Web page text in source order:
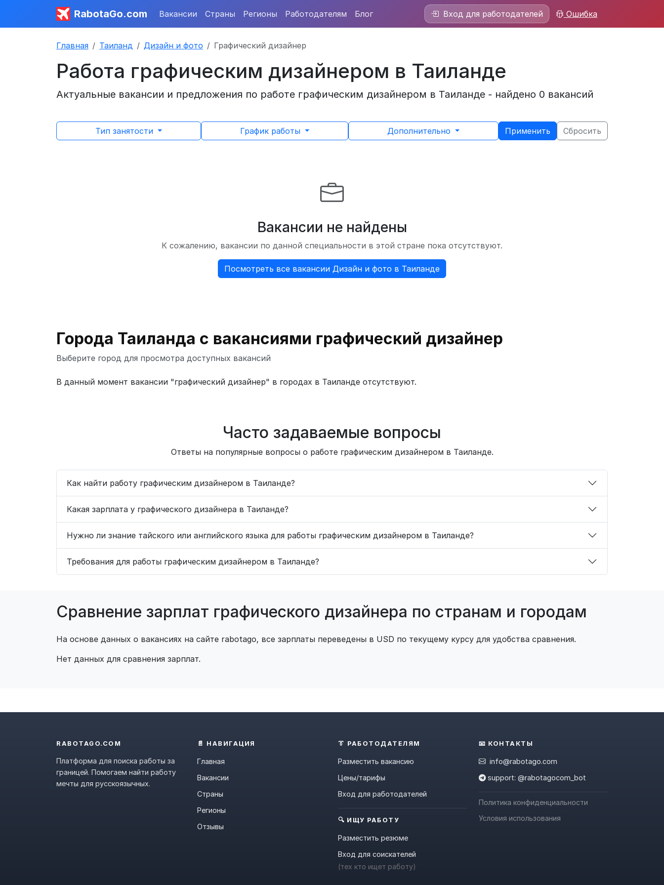
RabotaGo.com Вакансии Страны Регионы Работодателям Блог Вход для работодателей Ошибка
Главная Таиланд Дизайн и фото Графический дизайнер
Работа графическим дизайнером в Таиланде
Актуальные вакансии и предложения по работе графическим дизайнером в Таиланде - найдено 0 вакансий
Тип занятости График работы Дополнительно Применить Сбросить
Вакансии не найдены
К сожалению, вакансии по данной специальности в этой стране пока отсутствуют.
Посмотреть все вакансии Дизайн и фото в Таиланде
Города Таиланда с вакансиями графический дизайнер
Выберите город для просмотра доступных вакансий
В данный момент вакансии "графический дизайнер" в городах в Таиланде отсутствуют.
Часто задаваемые вопросы
Ответы на популярные вопросы о работе графическим дизайнером в Таиланде.
Как найти работу графическим дизайнером в Таиланде?
Какая зарплата у графического дизайнера в Таиланде?
Нужно ли знание тайского или английского языка для работы графическим дизайнером в Таиланде?
Требования для работы графическим дизайнером в Таиланде?
Сравнение зарплат графического дизайнера по странам и городам
На основе данных о вакансиях на сайте rabotago, все зарплаты переведены в USD по текущему курсу для удобства сравнения.
Нет данных для сравнения зарплат.
RABOTAGO.COM
Платформа для поиска работы за
границей. Помогаем найти работу
мечты для русскоязычных.
📄 НАВИГАЦИЯ
Главная
Вакансии
Страны
Регионы
Отзывы
👔 РАБОТОДАТЕЛЯМ
Разместить вакансию
Цены/тарифы
Вход для работодателей
🔍 ИЩУ РАБОТУ
Разместить резюме
Вход для соискателей
(тех кто ищет работу)
📧 КОНТАКТЫ
info@rabotago.com
support: @rabotagocom_bot
Политика конфиденциальности
Условия использования